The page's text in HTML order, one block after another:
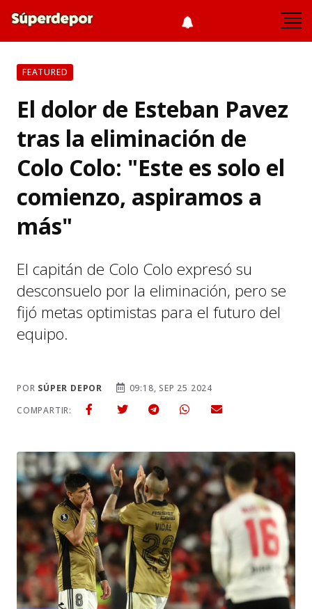
FEATURED
El dolor de Esteban Pavez
tras la eliminación de
Colo Colo: "Este es solo el
comienzo, aspiramos a
más"
El capitán de Colo Colo expresó su
desconsuelo por la eliminación, pero se
fijó metas optimistas para el futuro del
equipo.
POR SÚPER DEPOR
09:18, SEP 25 2024
COMPARTIR: